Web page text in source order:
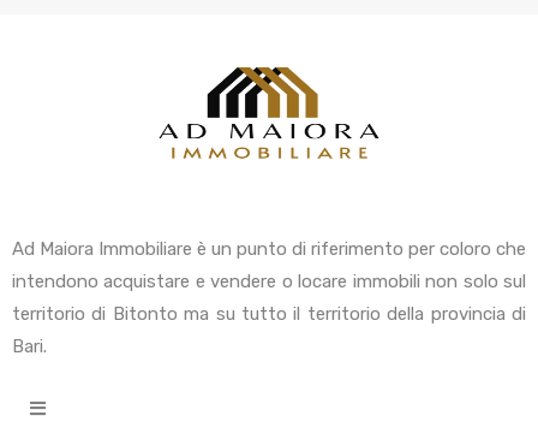
Ad Maiora Immobiliare è un punto di riferimento per coloro che
intendono acquistare e vendere o locare immobili non solo sul
territorio di Bitonto ma su tutto il territorio della provincia di
Bari.